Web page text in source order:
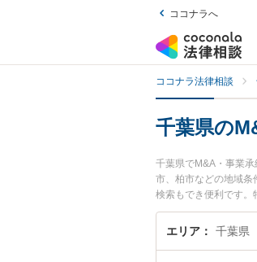
ココナラへ
ココナラ法律相談
千葉県の
千葉県でM&A・事業
市、柏市などの地域条
検索もでき便利です。
ル情報や弁護士費用
解決の実績豊富な近
エリア 千葉県